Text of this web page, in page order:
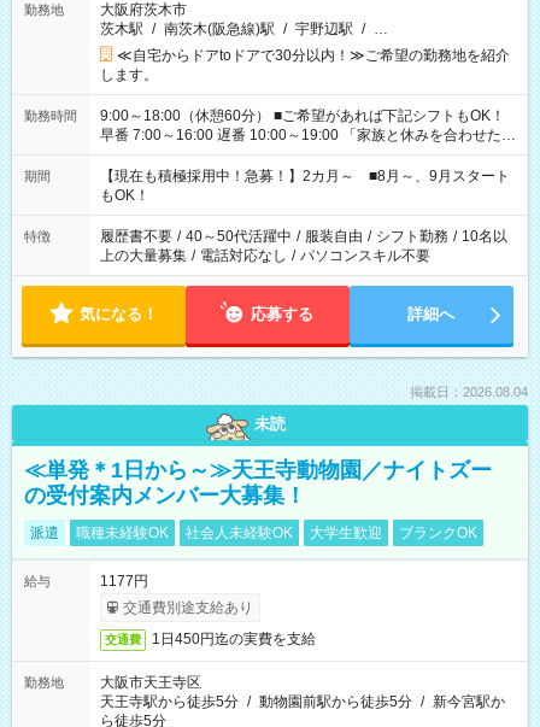
勤務地
大阪府茨木市
茨木駅 / 南茨木(阪急線)駅 / 宇野辺駅 / …
≪自宅からドアtoドアで30分以内！≫ご希望の勤務地を紹介
します。
勤務時間
9:00～18:00（休憩60分） ■ご希望があれば下記シフトもOK！
早番 7:00～16:00 遅番 10:00～19:00 「家族と休みを合わせた
い」 「余裕を持って夕飯の準備がしたい」 「できれば残業はし
たくない」 など、ご希望を教えてくださいね。 ※Wワーク希望
の方へ 今ご覧のお仕事で希望する勤務時間と、もう1つのお仕事
の勤務時間。 合計で週40時間を超える場合は応募できません。
期間
【現在も積極採用中！急募！】2カ月～ ■8月～、9月スタート
もOK！
特徴 履歴書不要 / 40～50代活躍中 / 服装自由 / シフト勤務 / 10名以
上の大量募集 / 電話対応なし / パソコンスキル不要
気になる！ 応募する 詳細へ
掲載日：2026.08.04
未読
≪単発＊1日から～≫天王寺動物園／ナイトズー
の受付案内メンバー大募集！
派遣 職種未経験OK 社会人未経験OK 大学生歓迎 ブランクOK
給与
1177円
交通費別途支給あり
交通費 1日450円迄の実費を支給
勤務地
大阪市天王寺区
天王寺駅から徒歩5分 / 動物園前駅から徒歩5分 / 新今宮駅か
ら徒歩5分